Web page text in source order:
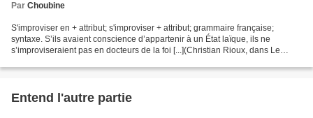
Par Choubine
S'improviser en + attribut; s'improviser + attribut; grammaire française;
syntaxe. S’ils avaient conscience d’appartenir à un État laïque, ils ne
s’improviseraient pas en docteurs de la foi [...](Christian Rioux, dans Le
Entend l'autre partie